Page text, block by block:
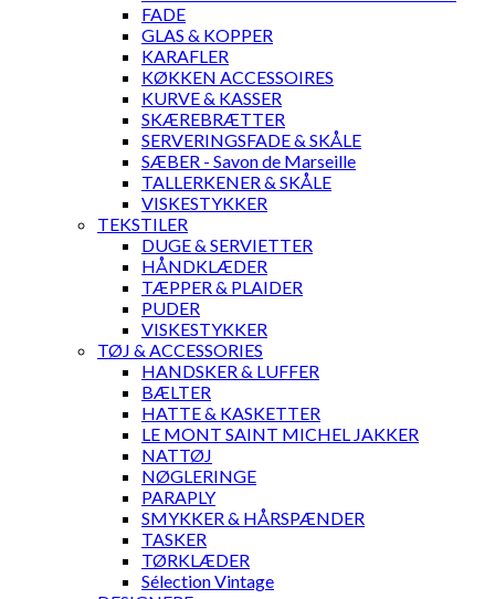
FADE
GLAS & KOPPER
KARAFLER
KØKKEN ACCESSOIRES
KURVE & KASSER
SKÆREBRÆTTER
SERVERINGSFADE & SKÅLE
SÆBER - Savon de Marseille
TALLERKENER & SKÅLE
VISKESTYKKER
TEKSTILER
DUGE & SERVIETTER
HÅNDKLÆDER
TÆPPER & PLAIDER
PUDER
VISKESTYKKER
TØJ & ACCESSORIES
HANDSKER & LUFFER
BÆLTER
HATTE & KASKETTER
LE MONT SAINT MICHEL JAKKER
NATTØJ
NØGLERINGE
PARAPLY
SMYKKER & HÅRSPÆNDER
TASKER
TØRKLÆDER
Sélection Vintage